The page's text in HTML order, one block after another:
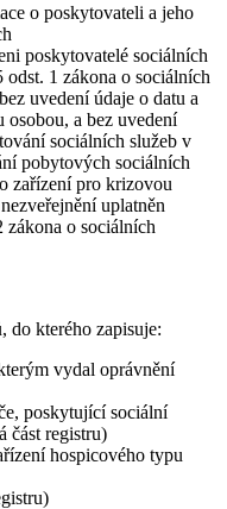
o poskytovateli a jeho
poskytovatelé sociálních
1 zákona o sociálních
uvedení údaje o datu a
a bez uvedení
sociálních služeb v
pobytových sociálních
zařízení pro krizovou
uplatněn
zákona o sociálních
do kterého zapisuje:
vydal oprávnění
poskytující sociální
část registru)
hospicového typu